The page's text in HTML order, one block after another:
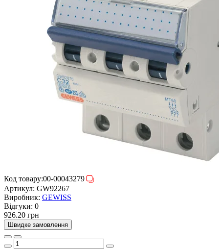
Код товару:00-00043279
Артикул: GW92267
Виробник: GEWISS
Відгуки: 0
926.20 грн
Швидке замовлення